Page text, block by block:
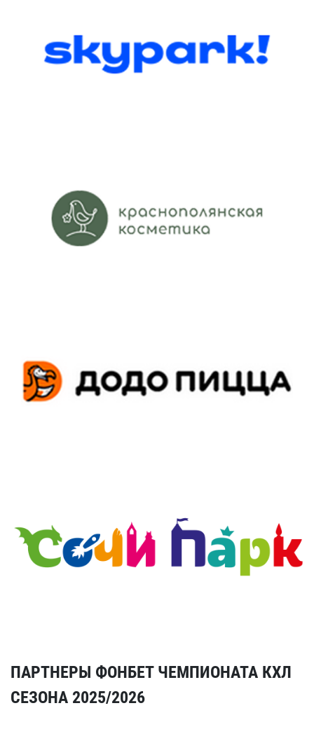
ПАРТНЕРЫ ФОНБЕТ ЧЕМПИОНАТА КХЛ
СЕЗОНА 2025/2026